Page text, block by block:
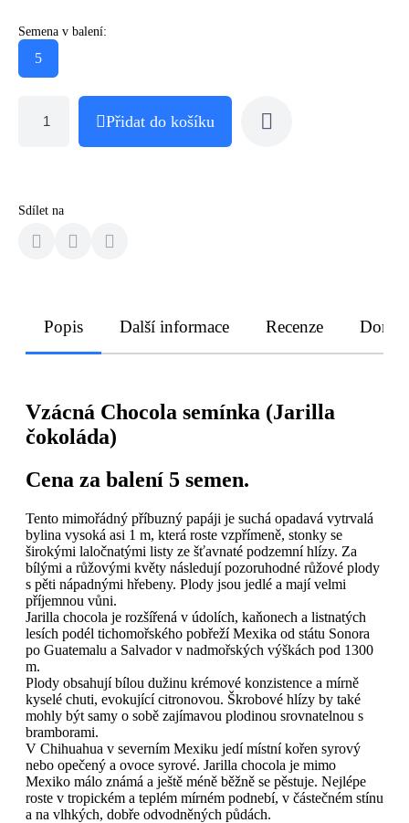
Semena v balení:
5
Přidat do košíku
Sdílet na
Popis Další informace Recenze
Vzácná Chocola semínka (Jarilla
čokoláda)
Cena za balení 5 semen.
Tento mimořádný příbuzný papáji je suchá opadavá vytrvalá
bylina vysoká asi 1 m, která roste vzpřímeně, stonky se
širokými laločnatými listy ze šťavnaté podzemní hlízy. Za
bílými a růžovými květy následují pozoruhodné růžové plody
s pěti nápadnými hřebeny. Plody jsou jedlé a mají velmi
příjemnou vůni.
Jarilla chocola je rozšířená v údolích, kaňonech a listnatých
lesích podél tichomořského pobřeží Mexika od státu Sonora
po Guatemalu a Salvador v nadmořských výškách pod 1300
m.
Plody obsahují bílou dužinu krémové konzistence a mírně
kyselé chuti, evokující citronovou. Škrobové hlízy by také
mohly být samy o sobě zajímavou plodinou srovnatelnou s
bramborami.
V Chihuahua v severním Mexiku jedí místní kořen syrový
nebo opečený a ovoce syrové. Jarilla chocola je mimo
Mexiko málo známá a ještě méně běžně se pěstuje. Nejlépe
roste v tropickém a teplém mírném podnebí, v částečném stínu
a na vlhkých, dobře odvodněných půdách.